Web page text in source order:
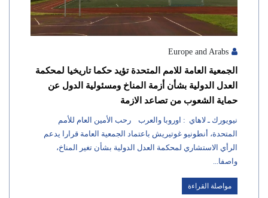
Europe and Arabs
الجمعية العامة للامم المتحدة تؤيد حكما تاريخيا لمحكمة
العدل الدولية بشأن أزمة المناخ ومسئولية الدول عن
حماية الشعوب من تصاعد الازمة
نيويورك ـ لاهاي : اوروبا والعرب رحب الأمين العام للأمم
المتحدة، أنطونيو غوتيريش باعتماد الجمعية العامة قرارا يدعم
الرأي الاستشاري لمحكمة العدل الدولية بشأن تغير المناخ،
واصفا...
مواصلة القراءة